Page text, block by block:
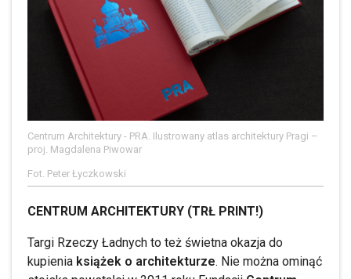
Centrum Architektury - PRA. Ilustrowany atlas architektury Pragi –
proj. Magdalena Piwowar
Fot. Peter Łyczkowski
CENTRUM ARCHITEKTURY (TRŁ PRINT!)
Targi Rzeczy Ładnych to też świetna okazja do
kupienia książek o architekturze. Nie można ominąć